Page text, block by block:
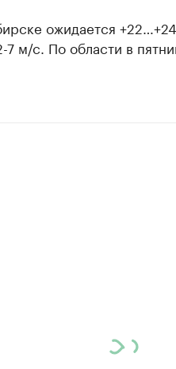
ожидается
м/с. По области в